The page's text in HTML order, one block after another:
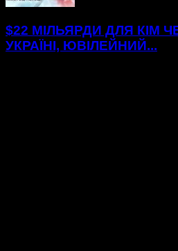
$22 МІЛЬЯРДИ ДЛЯ КІМ
УКРАЇНІ, ЮВІЛЕЙНИЙ...